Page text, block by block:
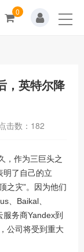
0
，英特尔降
点击数： 182
，作为三巨头之
明了自己的立
之灾”。因为他们
Baikal
服务商Yandex到
公司将受到重大